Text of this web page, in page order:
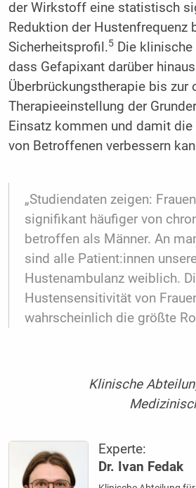
der Wirkstoff eine statistisch
Reduktion der Hustenfrequenz
Sicherheitsprofil.5Die klinische
dass Gefapixant darüber
Überbrückungstherapie bis zur
Therapieeinstellung der
Einsatz kommen und damit
von Betroffenen verbessern
„Studiendaten zeigen:
signifikant häufiger von
betroffen als Männer. An
sind alle Patient:innen
Hustenambulanz weiblich.
Hustensensitivität von
wahrscheinlich die größte
Klinische
Experte:
Dr. Ivan Fedak